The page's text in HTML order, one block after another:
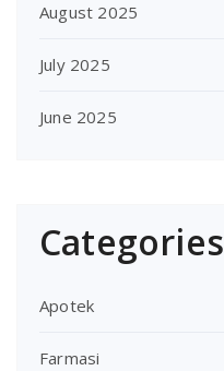
August 2025
July 2025
June 2025
Categories
Apotek
Farmasi